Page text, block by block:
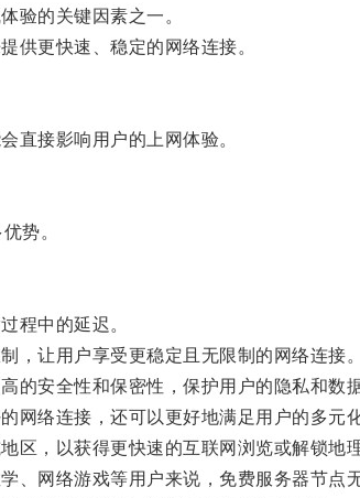
的关键因素之一。
更快速、稳定的网络连接。
接影响用户的上网体验。
势。
程中的延迟。
让用户享受更稳定且无限制的网络连接。
安全性和保密性，保护用户的隐私和数据
络连接，还可以更好地满足用户的多元化
，以获得更快速的互联网浏览或解锁地理
网络游戏等用户来说，免费服务器节点